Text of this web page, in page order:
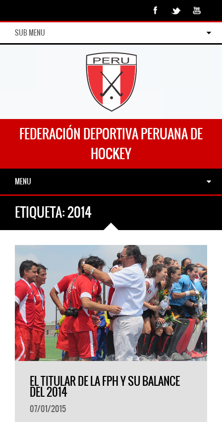
SUB MENU
FEDERACIÓN DEPORTIVA PERUANA DE
HOCKEY
MENU
ETIQUETA:2014
EL TITULAR DE LA FPH Y SU BALANCE
DEL 2014
07/01/2015